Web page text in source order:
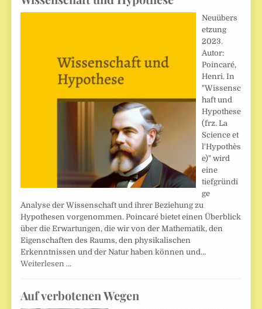
Neuübers
etzung
2023.
Autor:
Poincaré,
Henri. In
"Wissensc
haft und
Hypothese
(frz. La
Science et
l'Hypothès
e)" wird
eine
tiefgründi
ge
Analyse der Wissenschaft und ihrer Beziehung zu
Hypothesen vorgenommen. Poincaré bietet einen Überblick
über die Erwartungen, die wir von der Mathematik, den
Eigenschaften des Raums, den physikalischen
Erkenntnissen und der Natur haben können und…
Weiterlesen …
Auf verbotenen Wegen